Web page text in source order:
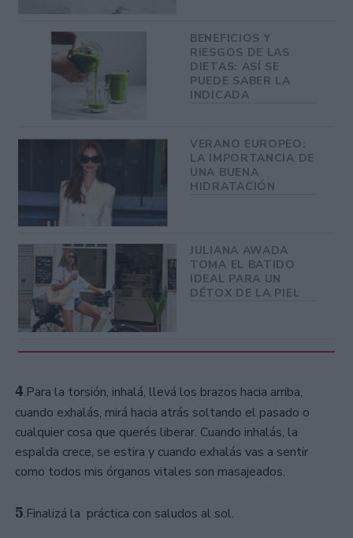
BENEFICIOS Y
RIESGOS DE LAS
DIETAS: ASÍ SE
PUEDE SABER LA
INDICADA
VERANO EUROPEO:
LA IMPORTANCIA DE
UNA BUENA
HIDRATACIÓN
JULIANA AWADA
TOMA EL BATIDO
IDEAL PARA UN
DÉTOX DE LA PIEL
4.Para la torsión, inhalá, llevá los brazos hacia arriba,
cuando exhalás, mirá hacia atrás soltando el pasado o
cualquier cosa que querés liberar. Cuando inhalás, la
espalda crece, se estira y cuando exhalás vas a sentir
como todos mis órganos vitales son masajeados.
5.Finalizá la práctica con saludos al sol.